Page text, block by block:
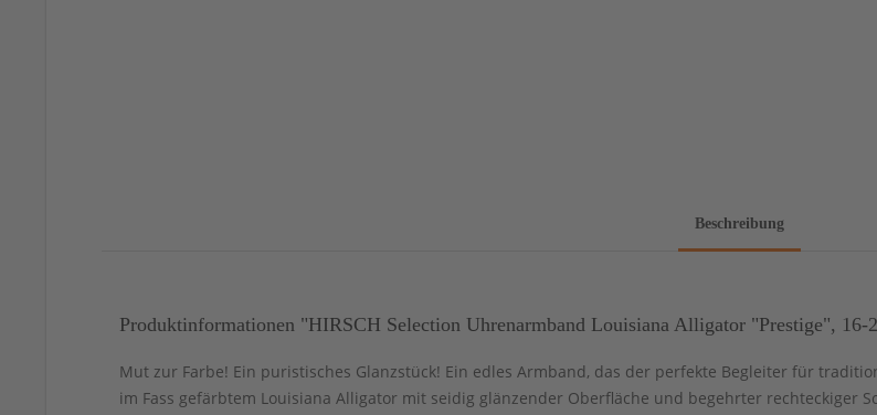
Beschreibung
Produktinformationen "HIRSCH Selection Uhrenarmband Louisiana Alligator "Prestige", 16-
Mut zur Farbe! Ein puristisches Glanzstück! Ein edles Armband, das der perfekte Begleiter für
im Fass gefärbtem Louisiana Alligator mit seidig glänzender Oberfläche und begehrter rechteckiger